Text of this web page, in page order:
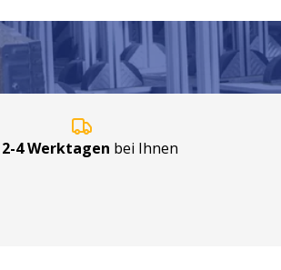
2-4 Werktagen bei Ihnen